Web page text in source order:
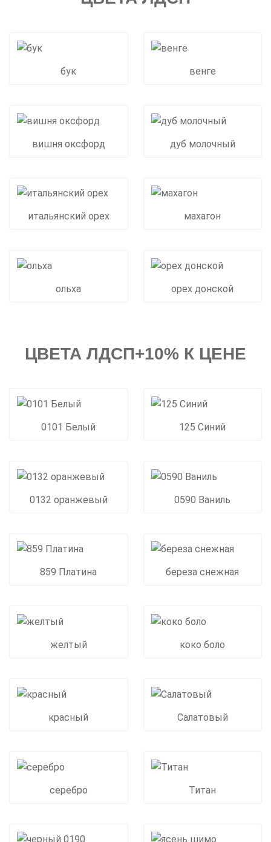
бук венге
вишня оксфорд дуб молочный
итальянский орех махагон
ольха орех донской
ЦВЕТА ЛДСП+10% К ЦЕНЕ
0101 Белый 125 Синий
0132 оранжевый 0590 Ваниль
859 Платина береза снежная
желтый коко боло
красный Салатовый
серебро Титан